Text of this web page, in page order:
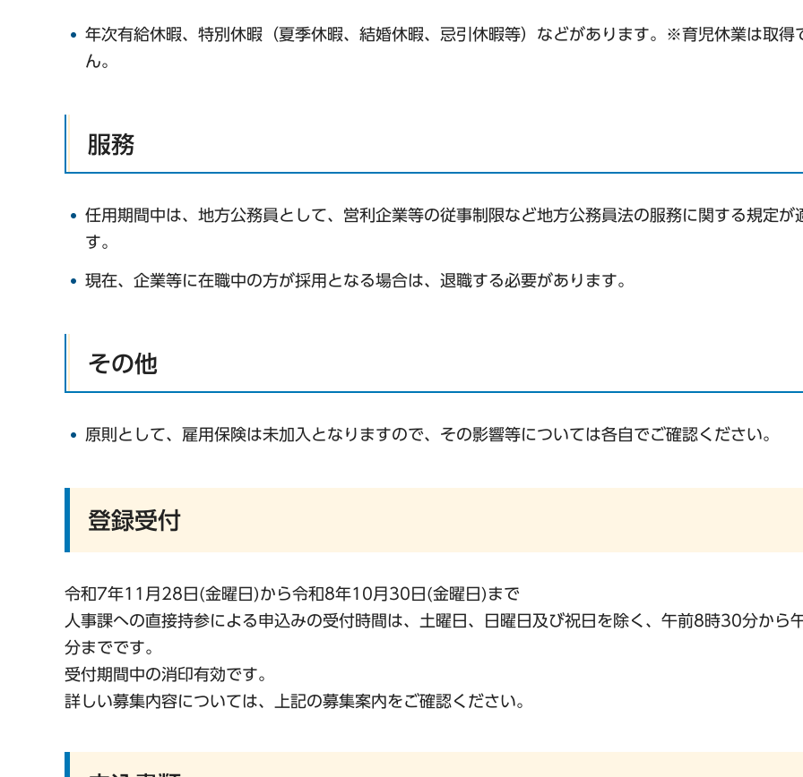
年次有給休暇、特別休暇（夏季休暇、結婚休暇、忌引休暇等）などがあります。※育児休業は取得
ん。
服務
任用期間中は、地方公務員として、営利企業等の従事制限など地方公務員法の服務に関する規定が
す。
現在、企業等に在職中の方が採用となる場合は、退職する必要があります。
その他
原則として、雇用保険は未加入となりますので、その影響等については各自でご確認ください。
登録受付
令和7年11月28日(金曜日)から令和8年10月30日(金曜日)まで
人事課への直接持参による申込みの受付時間は、土曜日、日曜日及び祝日を除く、午前8時30分から
分までです。
受付期間中の消印有効です。
詳しい募集内容については、上記の募集案内をご確認ください。